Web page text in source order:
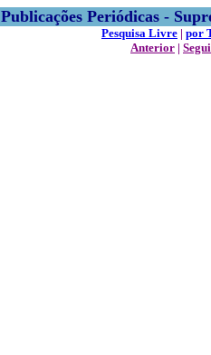
Publicações Periódicas -
Pesquisa Livre | por
Anterior |